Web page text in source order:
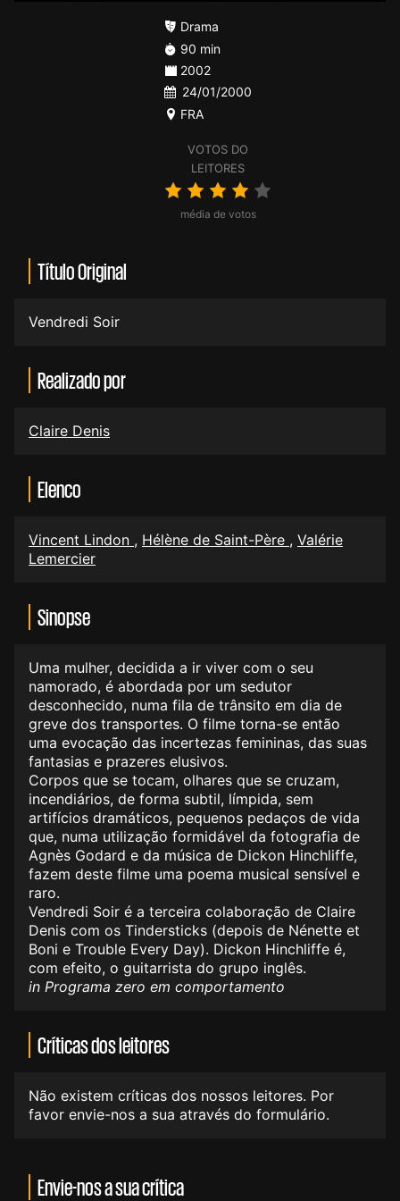
VOTOS DO
LEITORES
média de votos
Drama
90 min
2002
24/01/2000
FRA
Título Original
Vendredi Soir
Realizado por
Claire Denis
Elenco
Vincent Lindon , Hélène de Saint-Père , Valérie
Lemercier
Sinopse
Uma mulher, decidida a ir viver com o seu
namorado, é abordada por um sedutor
desconhecido, numa fila de trânsito em dia de
greve dos transportes. O filme torna-se então
uma evocação das incertezas femininas, das suas
fantasias e prazeres elusivos.
Corpos que se tocam, olhares que se cruzam,
incendiários, de forma subtil, límpida, sem
artifícios dramáticos, pequenos pedaços de vida
que, numa utilização formidável da fotografia de
Agnès Godard e da música de Dickon Hinchliffe,
fazem deste filme uma poema musical sensível e
raro.
Vendredi Soir é a terceira colaboração de Claire
Denis com os Tindersticks (depois de Nénette et
Boni e Trouble Every Day). Dickon Hinchliffe é,
com efeito, o guitarrista do grupo inglês.
in Programa zero em comportamento
Críticas dos leitores
Não existem críticas dos nossos leitores. Por
favor envie-nos a sua através do formulário.
Envie-nos a sua crítica